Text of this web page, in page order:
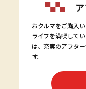
おクルマをご購入
ライフを満喫して
は、充実のアフタ
す。